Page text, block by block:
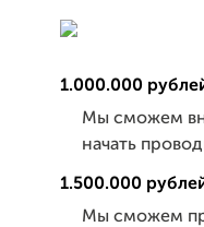
1.000.000
Мы сможем
начать
1.500.000
Мы сможем